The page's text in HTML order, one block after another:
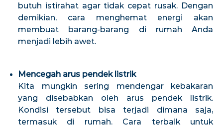
butuh istirahat agar tidak cepat rusak. Dengan
demikian, cara menghemat energi akan
membuat barang-barang di rumah Anda
menjadi lebih awet.
Mencegah arus pendek listrik
Kita mungkin sering mendengar kebakaran
yang disebabkan oleh arus pendek listrik.
Kondisi tersebut bisa terjadi dimana saja,
termasuk di rumah. Cara terbaik untuk